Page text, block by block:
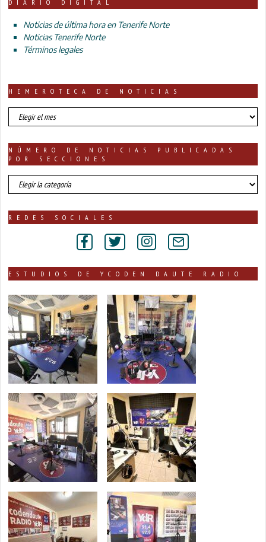
DIARIO DIGITAL
Noticias de última hora en Tenerife Norte
Noticias Tenerife Norte
Términos legales
HEMEROTECA DE NOTICIAS
HEMEROTECA
DE
NÚMERO DE NOTICIAS PUBLICADAS
POR SECCIONES
número
de
publicadas
REDES SOCIALES
ESTUDIOS DE YCODEN DAUTE RADIO